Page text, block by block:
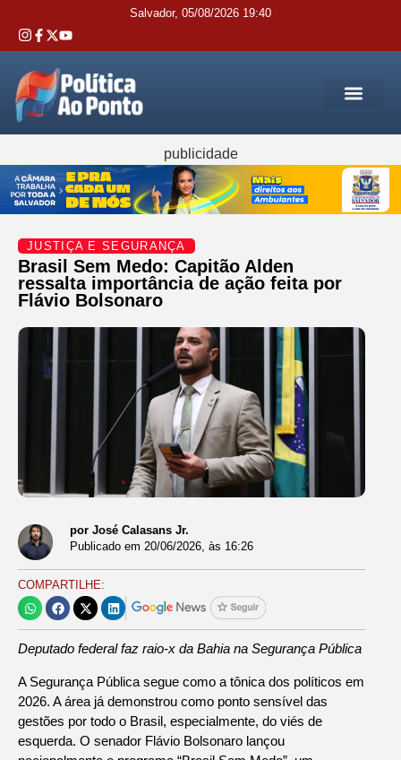
Salvador, 05/08/2026 19:40
publicidade
JUSTIÇA E SEGURANÇA
Brasil Sem Medo: Capitão Alden
ressalta importância de ação feita por
Flávio Bolsonaro
por José Calasans Jr.
Publicado em 20/06/2026, às 16:26
COMPARTILHE:
Deputado federal faz raio-x da Bahia na Segurança Pública
A Segurança Pública segue como a tônica dos políticos em
2026. A área já demonstrou como ponto sensível das
gestões por todo o Brasil, especialmente, do viés de
esquerda. O senador Flávio Bolsonaro lançou